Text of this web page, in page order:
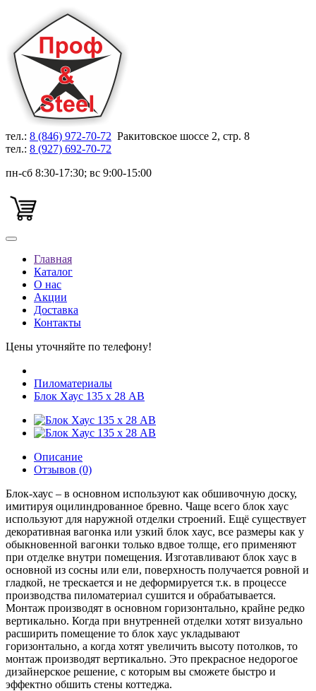
тел.: 8 (846) 972-70-72 Ракитовское шоссе 2, стр. 8
тел.: 8 (927) 692-70-72
пн-сб 8:30-17:30; вс 9:00-15:00
Главная
Каталог
О нас
Акции
Доставка
Контакты
Цены уточняйте по телефону!
Пиломатериалы
Блок Хаус 135 х 28 АВ
Описание
Отзывов (0)
Блок-хаус – в основном используют как обшивочную доску,
имитируя оцилиндрованное бревно. Чаще всего блок хаус
используют для наружной отделки строений. Ещё существует
декоративная вагонка или узкий блок хаус, все размеры как у
обыкновенной вагонки только вдвое толще, его применяют
при отделке внутри помещения. Изготавливают блок хаус в
основной из сосны или ели, поверхность получается ровной и
гладкой, не трескается и не деформируется т.к. в процессе
производства пиломатериал сушится и обрабатывается.
Монтаж производят в основном горизонтально, крайне редко
вертикально. Когда при внутренней отделки хотят визуально
расширить помещение то блок хаус укладывают
горизонтально, а когда хотят увеличить высоту потолков, то
монтаж производят вертикально. Это прекрасное недорогое
дизайнерское решение, с которым вы сможете быстро и
эффектно обшить стены коттеджа.